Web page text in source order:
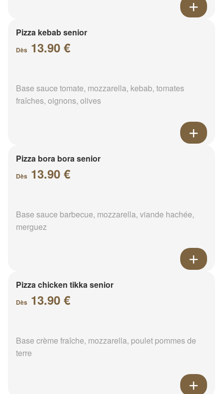
Pizza kebab senior
Dès 13.90 €
Base sauce tomate, mozzarella, kebab, tomates
fraîches, oignons, olives
Pizza bora bora senior
Dès 13.90 €
Base sauce barbecue, mozzarella, viande hachée,
merguez
Pizza chicken tikka senior
Dès 13.90 €
Base crème fraîche, mozzarella, poulet pommes de
terre